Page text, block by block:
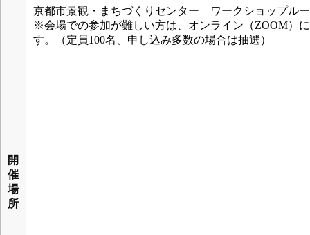
開
催
場
所
京都市景観・まちづくりセンター ワークショップル
※会場での参加が難しい方は、オンライン（ZOOM）
す。（定員100名、申し込み多数の場合は抽選）